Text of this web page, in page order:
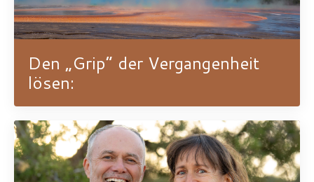
Den „Grip“ der Vergangenheit
lösen: